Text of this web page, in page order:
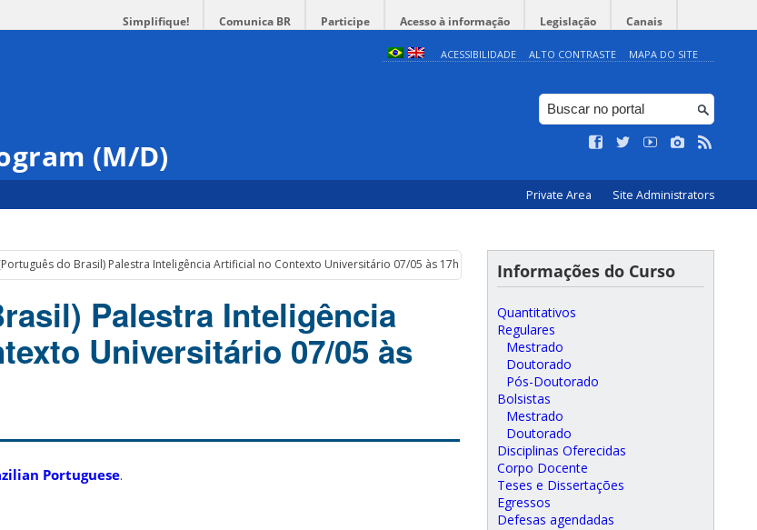
Simplifique! Comunica BR Participe Acesso à informação Legislação Canais
ACESSIBILIDADE ALTO CONTRASTE MAPA DO SITE
(M/D)
Private Area Site Administrators
do Brasil) Palestra Inteligência Artificial no Contexto Universitário 07/05 às 17h
Palestra Inteligência
Universitário 07/05 às
Portuguese.
Informações do Curso
Quantitativos
Regulares
Mestrado
Doutorado
Pós-Doutorado
Bolsistas
Mestrado
Doutorado
Disciplinas Oferecidas
Corpo Docente
Teses e Dissertações
Egressos
Defesas agendadas